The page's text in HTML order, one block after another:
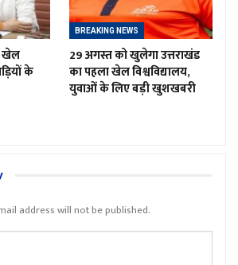
खेल
के
BREAKING NEWS
29 अगस्त को खुलेगा उत्तराखंड
का पहला खेल विश्वविद्यालय,
युवाओं के लिए बड़ी खुशखबरी
address will not be published.